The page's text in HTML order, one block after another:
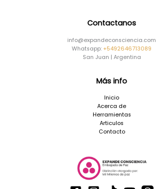
Contactanos
info@expandeconsciencia.com
Whatsapp: +5492646713089
San Juan | Argentina
Más info
Inicio
Acerca de
Herramientas
Articulos
Contacto